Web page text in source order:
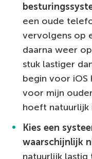
een oude
vervolgens op
daarna weer
stuk lastiger
begin voor iOS
voor mijn
hoeft
Kies een
waarschijnlijk
natuurlijk